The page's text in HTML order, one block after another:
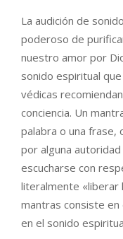
La audición de
poderoso de
nuestro amor por
sonido espiritual
védicas
conciencia. Un
palabra o una frase,
por alguna
escucharse con
literalmente «liberar
mantras consiste
en el sonido